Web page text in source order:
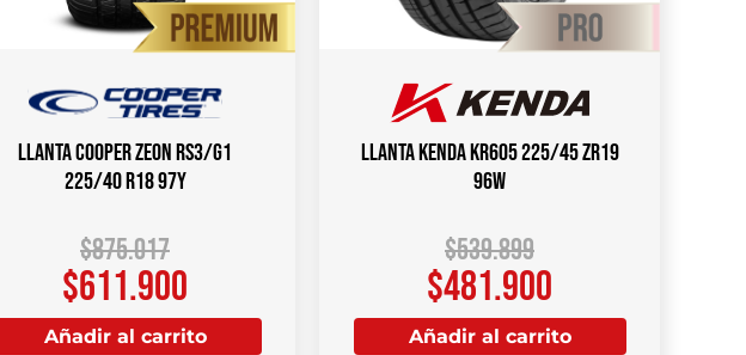
Llanta COOPER ZEON RS3/G1
225/40 R18 97Y
$875.017
$611.900
Añadir al carrito
Llanta KENDA KR605 225/45 ZR19
96W
$539.899
$481.900
Añadir al carrito